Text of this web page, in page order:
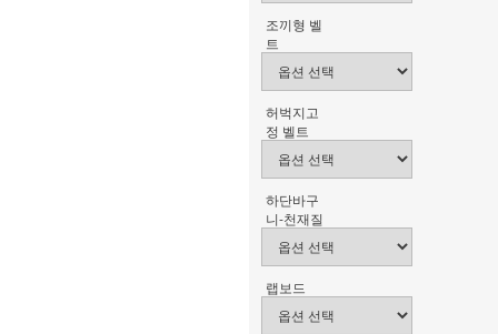
조끼형 벨
트
허벅지고
정 벨트
하단바구
니-천재질
랩보드